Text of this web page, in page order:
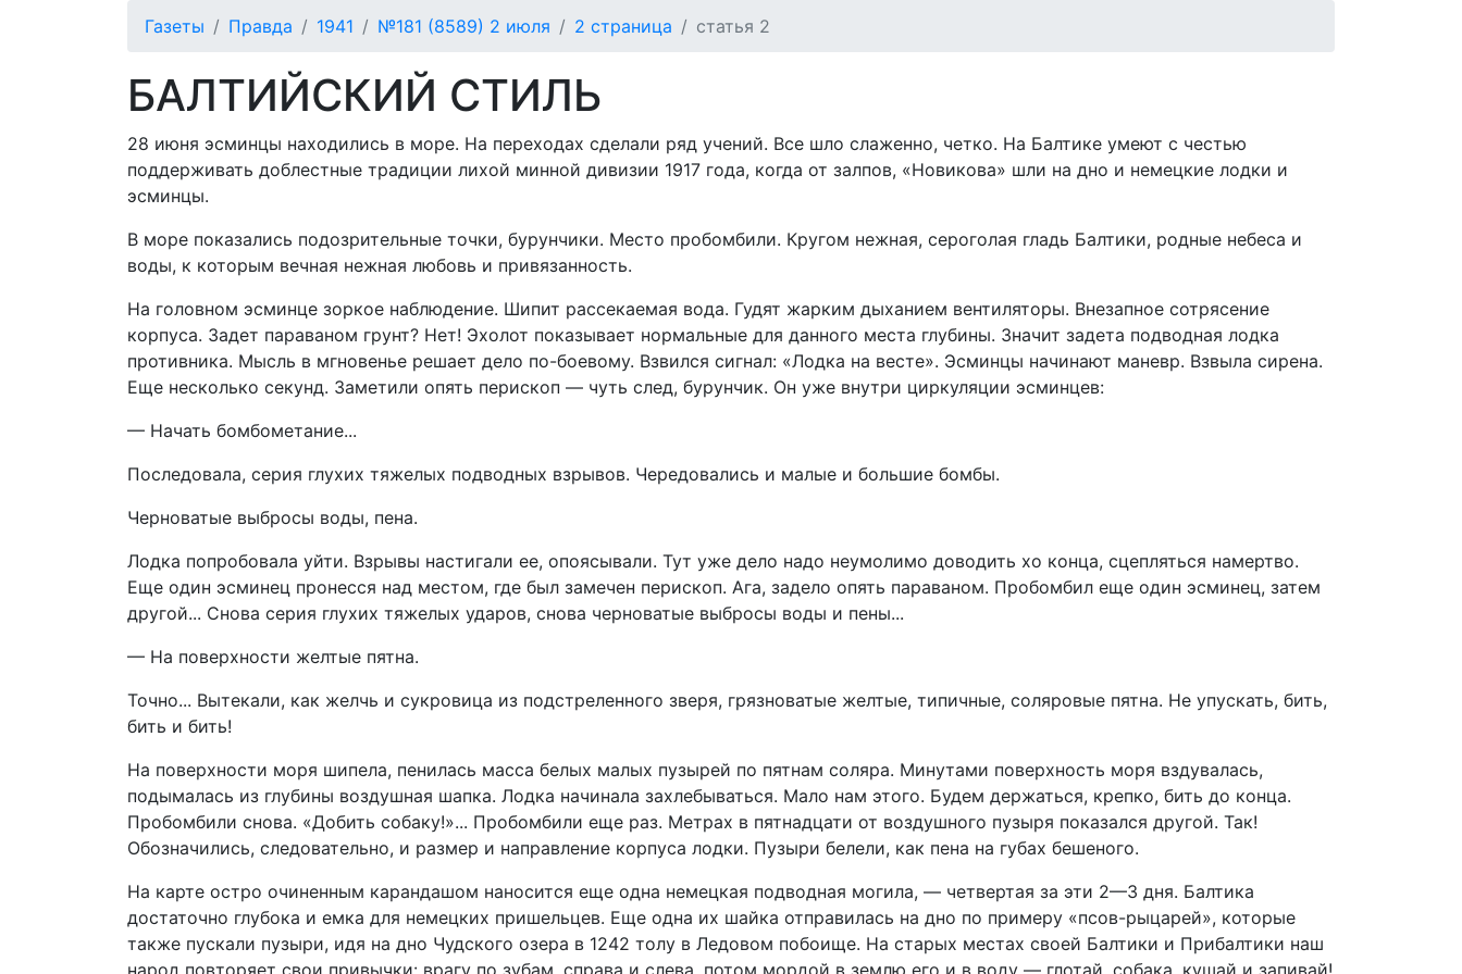
Газеты Правда 1941 №181 (8589) 2 июля 2 страница статья 2
БАЛТИЙСКИЙ СТИЛЬ
28 июня эсминцы находились в море. На переходах сделали ряд учений. Все шло слаженно, четко. На Балтике умеют с честью
поддерживать доблестные традиции лихой минной дивизии 1917 года, когда от залпов, «Новикова» шли на дно и немецкие лодки и
эсминцы.
В море показались подозрительные точки, бурунчики. Место пробомбили. Кругом нежная, сероголая гладь Балтики, родные небеса и
воды, к которым вечная нежная любовь и привязанность.
На головном эсминце зоркое наблюдение. Шипит рассекаемая вода. Гудят жарким дыханием вентиляторы. Внезапное сотрясение
корпуса. Задет параваном грунт? Нет! Эхолот показывает нормальные для данного места глубины. Значит задета подводная лодка
противника. Мысль в мгновенье решает дело по-боевому. Взвился сигнал: «Лодка на весте». Эсминцы начинают маневр. Взвыла сирена.
Еще несколько секунд. Заметили опять перископ — чуть след, бурунчик. Он уже внутри циркуляции эсминцев:
— Начать бомбометание...
Последовала, серия глухих тяжелых подводных взрывов. Чередовались и малые и большие бомбы.
Черноватые выбросы воды, пена.
Лодка попробовала уйти. Взрывы настигали ее, опоясывали. Тут уже дело надо неумолимо доводить хо конца, сцепляться намертво.
Еще один эсминец пронесся над местом, где был замечен перископ. Ага, задело опять параваном. Пробомбил еще один эсминец, затем
другой... Снова серия глухих тяжелых ударов, снова черноватые выбросы воды и пены...
— На поверхности желтые пятна.
Точно... Вытекали, как желчь и сукровица из подстреленного зверя, грязноватые желтые, типичные, соляровые пятна. Не упускать, бить,
бить и бить!
На поверхности моря шипела, пенилась масса белых малых пузырей по пятнам соляра. Минутами поверхность моря вздувалась,
подымалась из глубины воздушная шапка. Лодка начинала захлебываться. Мало нам этого. Будем держаться, крепко, бить до конца.
Пробомбили снова. «Добить собаку!»... Пробомбили еще раз. Метрах в пятнадцати от воздушного пузыря показался другой. Так!
Обозначились, следовательно, и размер и направление корпуса лодки. Пузыри белели, как пена на губах бешеного.
На карте остро очиненным карандашом наносится еще одна немецкая подводная могила, — четвертая за эти 2—3 дня. Балтика
достаточно глубока и емка для немецких пришельцев. Еще одна их шайка отправилась на дно по примеру «псов-рыцарей», которые
также пускали пузыри, идя на дно Чудского озера в 1242 толу в Ледовом побоище. На старых местах своей Балтики и Прибалтики наш
народ повторяет свои привычки: врагу по зубам, справа и слева, потом мордой в землю его и в воду — глотай, собака, кушай и запивай!